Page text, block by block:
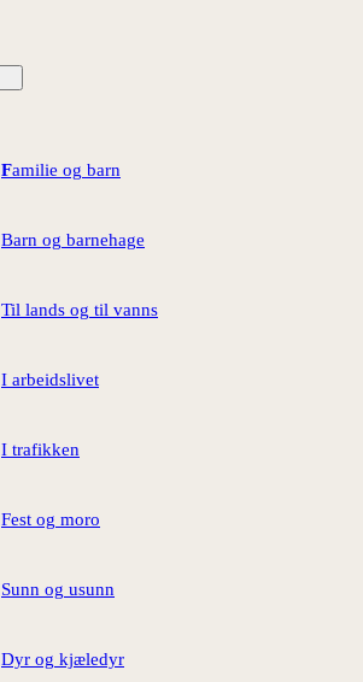
Familie og barn
Barn og barnehage
Til lands og til vanns
I arbeidslivet
I trafikken
Fest og moro
Sunn og usunn
Dyr og kjæledyr